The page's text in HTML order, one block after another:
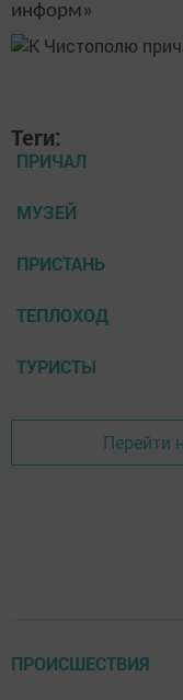
информ»
Теги:
ПРИЧАЛ
МУЗЕЙ
ПРИСТАНЬ
ТЕПЛОХОД
ТУРИСТЫ
Перейти
ПРОИСШЕСТВИЯ